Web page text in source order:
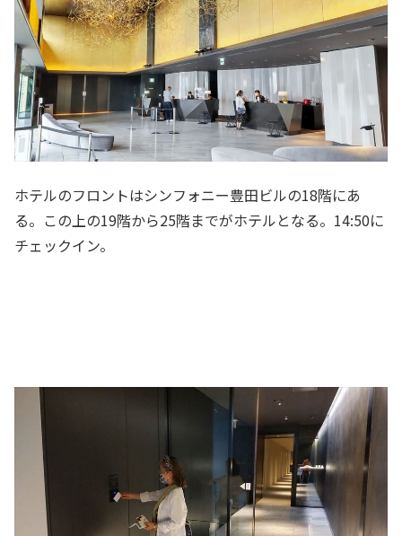
ホテルのフロントはシンフォニー豊田ビルの18階にあ
る。この上の19階から25階までがホテルとなる。14:50に
チェックイン。